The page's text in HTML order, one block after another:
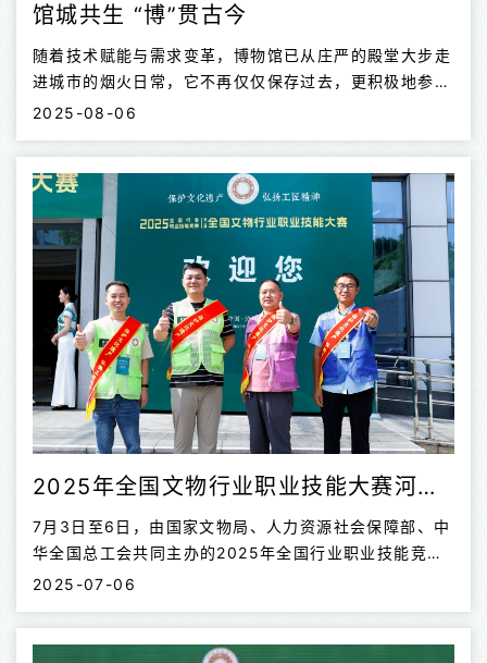
馆城共生 “博”贯古今
随着技术赋能与需求变革，博物馆已从庄严的殿堂大步走
进城市的烟火日常，它不再仅仅保存过去，更积极地参与
着当下。在游客“为一馆，赴一城”的热潮下，博物馆正在
成为赋能城市发展的新引擎。
2025-08-06
2025年全国文物行业职业技能大赛河南4人获佳绩
7月3日至6日，由国家文物局、人力资源社会保障部、中
华全国总工会共同主办的2025年全国行业职业技能竞赛
——第二届全国文物行业职业技能大赛在四川省泸州市举
师、陶瓷文物修复师、纸张书画文物修复师、木作文物修
复师、泥瓦作文物修复师、考古探掘工6个项目。来自全
2025-07-06